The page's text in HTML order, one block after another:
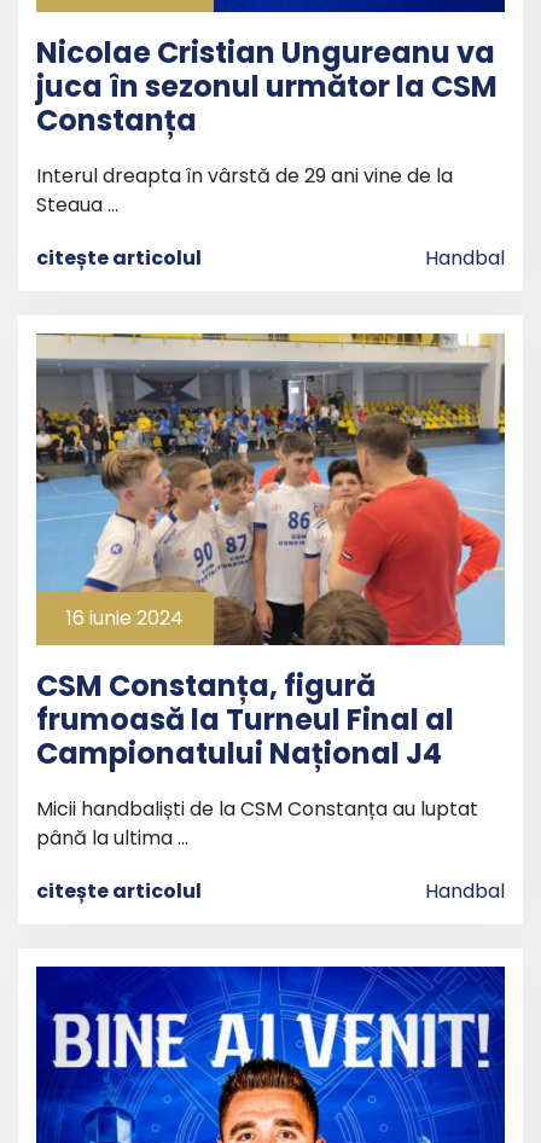
Nicolae Cristian Ungureanu va
juca în sezonul următor la CSM
Constanța
Interul dreapta în vârstă de 29 ani vine de la
Steaua …
citește articolul
Handbal
16 iunie 2024
CSM Constanța, figură
frumoasă la Turneul Final al
Campionatului Național J4
Micii handbaliști de la CSM Constanța au luptat
până la ultima …
citește articolul
Handbal